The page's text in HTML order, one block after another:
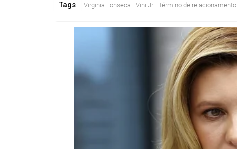
Tags Virginia Fonseca Vini Jr. término de relacionamento